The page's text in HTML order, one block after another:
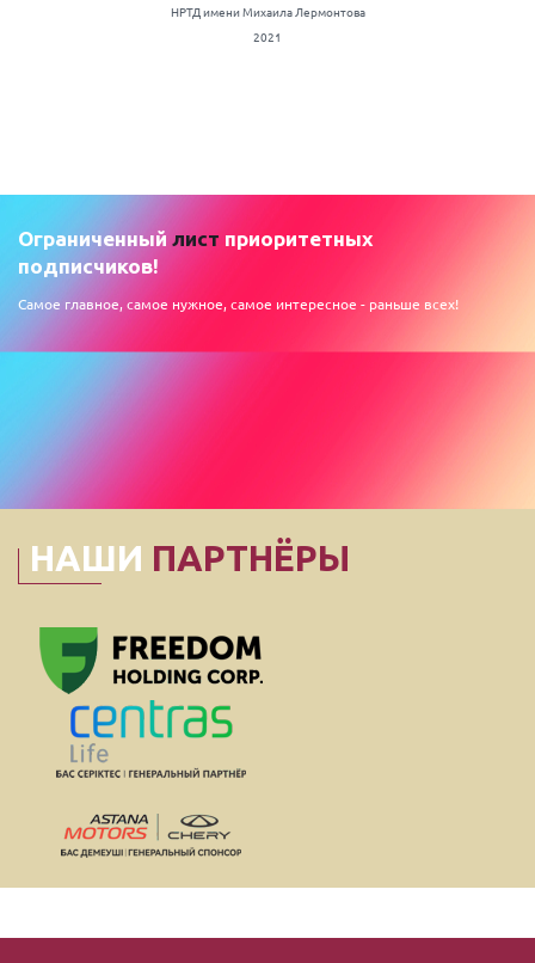
НРТД имени Михаила Лермонтова
2021
Ограниченный лист приоритетных
подписчиков!
Самое главное, самое нужное, самое интересное - раньше всех!
НАШИ ПАРТНЁРЫ